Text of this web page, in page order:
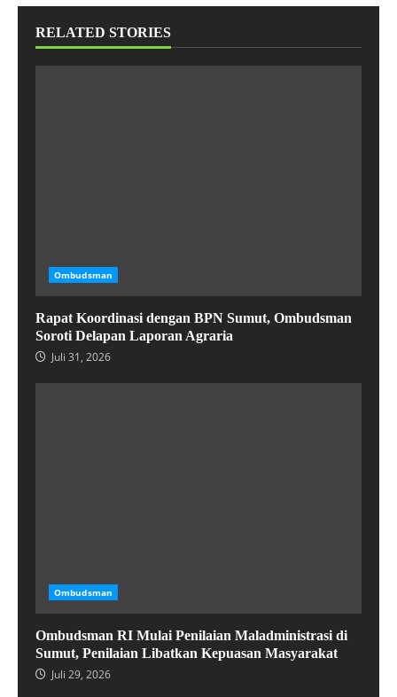
RELATED STORIES
Ombudsman
Rapat Koordinasi dengan BPN Sumut, Ombudsman
Soroti Delapan Laporan Agraria
Juli 31, 2026
Ombudsman
Ombudsman RI Mulai Penilaian Maladministrasi di
Sumut, Penilaian Libatkan Kepuasan Masyarakat
Juli 29, 2026